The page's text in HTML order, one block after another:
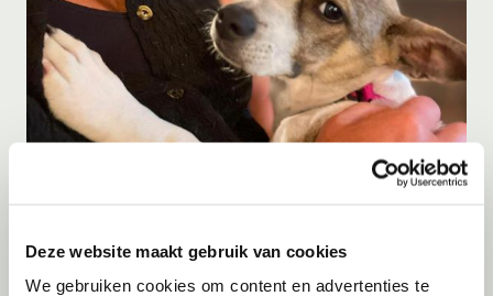
Deze website maakt gebruik van cookies
We gebruiken cookies om content en advertenties te
Yara